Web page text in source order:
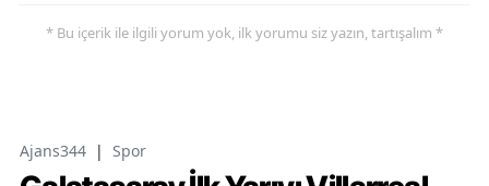
* Bu içerik ile ilgili yorum yok, ilk yorumu siz yazın, tartışalım *
Ajans344 | Spor